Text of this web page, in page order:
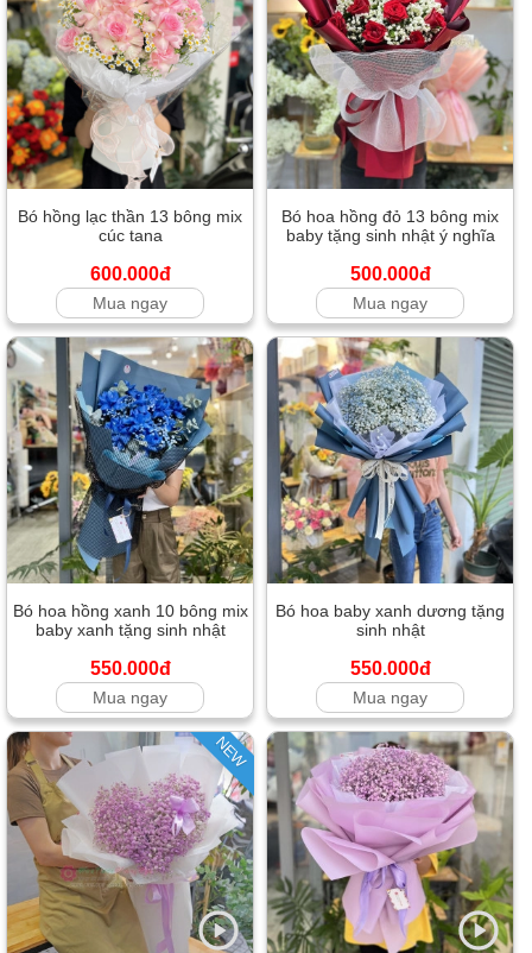
Bó hồng lạc thần 13 bông mix
cúc tana
600.000đ
Mua ngay
Bó hoa hồng đỏ 13 bông mix
baby tặng sinh nhật ý nghĩa
500.000đ
Mua ngay
Bó hoa hồng xanh 10 bông mix
baby xanh tặng sinh nhật
550.000đ
Mua ngay
Bó hoa baby xanh dương tặng
sinh nhật
550.000đ
Mua ngay
NEW